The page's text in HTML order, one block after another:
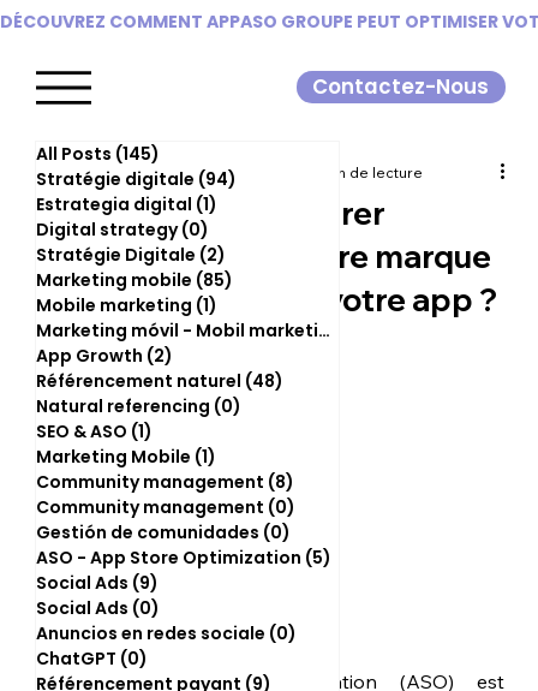
Contactez-Nous
DÉCOUVREZ COMMENT APPASO GROUPE PEUT OPTIMISER
Comment capturer
l'essence de votre marque
dans l’icône de votre app ?
Stratégie ASO
sofia8717 29 août 2025 4 min de lecture
L’App Store Optimization (ASO) est
All Posts (145)
Stratégie digitale (94)
Estrategia digital (1)
Digital strategy(0)
Stratégie Digitale (2)
Marketing mobile (85)
Mobile marketing (1)
Marketing móvil - Mobil marketing
App Growth (2)
Référencement naturel (48)
Natural referencing (0)
SEO & ASO (1)
Marketing Mobile (1)
Community management (8)
Community management (0)
Gestión de comunidades (0)
ASO - App Store Optimization (5)
Social Ads (9)
Social Ads (0)
Anuncios en redes sociale (0)
ChatGPT (0)
Référencement payant (9)